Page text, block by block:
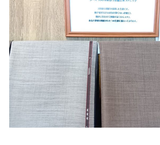
式
Youtube
式
Facebook
式
Twitter
式
式